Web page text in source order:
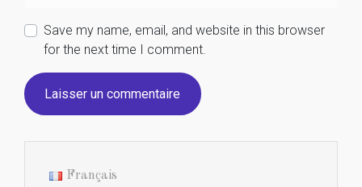
Save my name, email, and website in this browser
for the next time I comment.
Français